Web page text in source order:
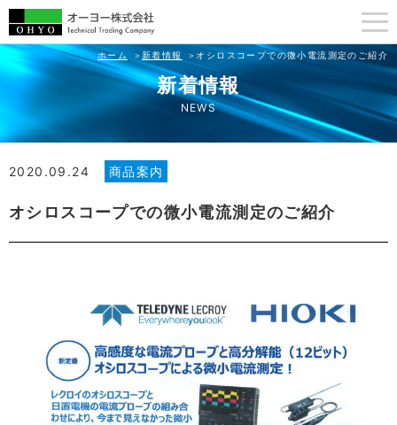
新着情報
NEWS
ホーム 新着情報 オシロスコープでの微小電流測定のご紹介
2020.09.24 商品案内
オシロスコープでの微小電流測定のご紹介